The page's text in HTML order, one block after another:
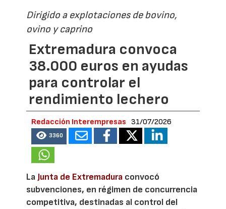
Dirigido a explotaciones de bovino,
ovino y caprino
Extremadura convoca
38.000 euros en ayudas
para controlar el
rendimiento lechero
Redacción Interempresas 31/07/2026
3360
LaJunta de Extremadura convocó
subvenciones, en régimen de concurrencia
competitiva, destinadas al control del